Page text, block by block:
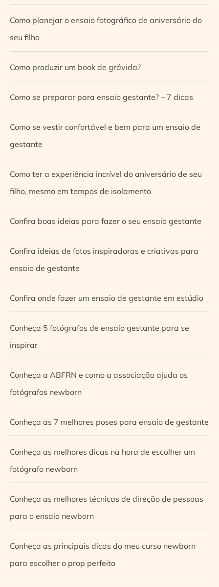
Como planejar o ensaio fotográfico de aniversário do
seu filho
Como produzir um book de grávida?
Como se preparar para ensaio gestante? – 7 dicas
Como se vestir confortável e bem para um ensaio de
gestante
Como ter a experiência incrível do aniversário de seu
filho, mesmo em tempos de isolamento
Confira boas ideias para fazer o seu ensaio gestante
Confira ideias de fotos inspiradoras e criativas para
ensaio de gestante
Confira onde fazer um ensaio de gestante em estúdio
Conheça 5 fotógrafos de ensaio gestante para se
inspirar
Conheça a ABFRN e como a associação ajuda os
fotógrafos newborn
Conheça as 7 melhores poses para ensaio de gestante
Conheça as melhores dicas na hora de escolher um
fotógrafo newborn
Conheça as melhores técnicas de direção de pessoas
para o ensaio newborn
Conheça as principais dicas do meu curso newborn
para escolher o prop perfeito